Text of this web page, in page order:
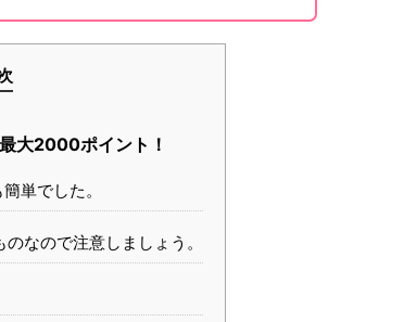
大2000ポイント！
単でした。
なので注意しましょう。